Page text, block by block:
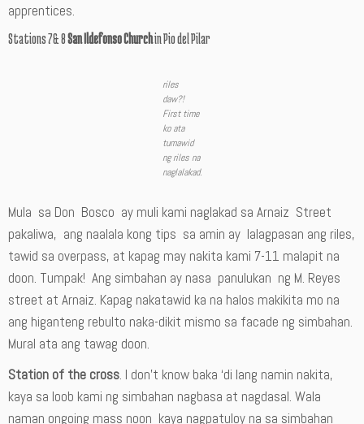
apprentices.
Stations 7& 8San Ildefonso Churchin Pio del Pilar
riles
daw?!
First time
ko ata
tumawid
ng riles na
naglalakad.
Mula sa Don Bosco ay muli kami naglakad sa Arnaiz Street
pakaliwa, ang naalala kong tips sa amin ay lalagpasan ang riles,
tawid sa overpass, at kapag may nakita kami 7-11 malapit na
doon. Tumpak! Ang simbahan ay nasa panulukan ng M. Reyes
street at Arnaiz. Kapag nakatawid ka na halos makikita mo na
ang higanteng rebulto naka-dikit mismo sa facade ng simbahan.
Mural ata ang tawag doon.
Station of the cross. I don’t know baka ‘di lang namin nakita,
kaya sa loob kami ng simbahan nagbasa at nagdasal. Wala
naman ongoing mass noon kaya nagpatuloy na sa simbahan